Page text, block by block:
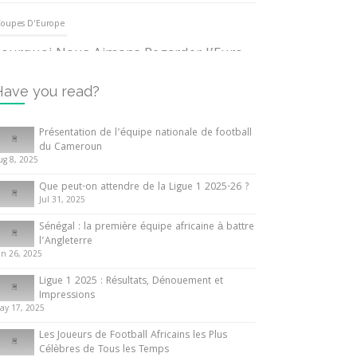
D'Europe
Nous Aimons Regarder l’Euro
June 2024
Internationales
ce que vous devez savoir sur la
d’Afrique des Nations
10 May 2024
Internationales
de l’équipe nationale de
football du Cameroun
2025
you read?
Présentation de l’équipe nationale de football
du Cameroun
8, 2025
Que peut-on attendre de la Ligue 1 2025-26 ?
Jul 31, 2025
Sénégal : la première équipe africaine à battre
l’Angleterre
26, 2025
Ligue 1 2025 : Résultats, Dénouement et
Impressions
17, 2025
Les Joueurs de Football Africains les Plus
Célèbres de Tous les Temps